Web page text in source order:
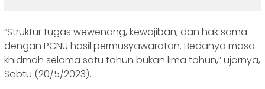
“Struktur tugas wewenang, kewajiban, dan hak sama
dengan PCNU hasil permusyawaratan. Bedanya masa
khidmah selama satu tahun bukan lima tahun,” ujarnya,
Sabtu (20/5/2023).